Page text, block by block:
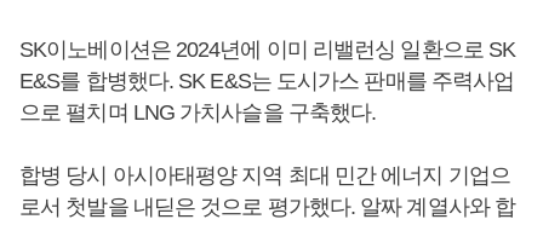
SK이노베이션은 2024년에 이미 리밸런싱 일환으로 SK
E&S를 합병했다. SK E&S는 도시가스 판매를 주력사업
으로 펼치며 LNG 가치사슬을 구축했다.
합병 당시 아시아태평양 지역 최대 민간 에너지 기업으
로서 첫발을 내딛은 것으로 평가했다. 알짜 계열사와 합